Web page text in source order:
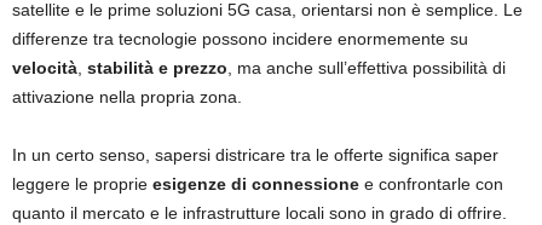
satellite e le prime soluzioni 5G casa, orientarsi non è semplice. Le
differenze tra tecnologie possono incidere enormemente su
velocità, stabilità e prezzo, ma anche sull’effettiva possibilità di
attivazione nella propria zona.
In un certo senso, sapersi districare tra le offerte significa saper
leggere le proprie esigenze di connessione e confrontarle con
quanto il mercato e le infrastrutture locali sono in grado di offrire.